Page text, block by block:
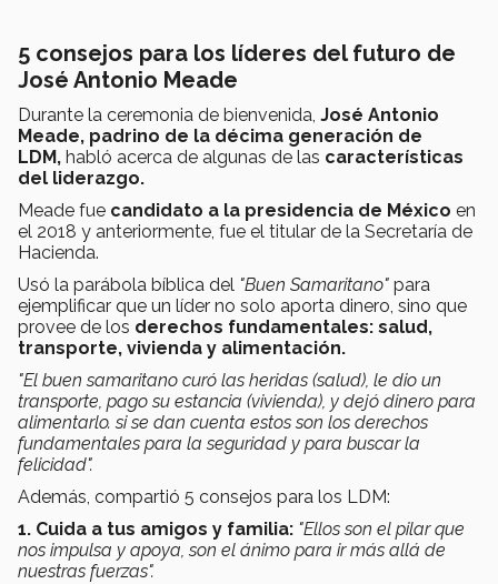
5 consejos para los líderes del futuro de
José Antonio Meade
Durante la ceremonia de bienvenida, José Antonio
Meade, padrino de la décima generación de
LDM, habló acerca de algunas de las características
del liderazgo.
Meade fue candidato a la presidencia de México en
el 2018 y anteriormente, fue el titular de la Secretaría de
Hacienda. ​
Usó la parábola bíblica del "Buen Samaritano" para
ejemplificar que un líder no solo aporta dinero, sino que
provee de los derechos fundamentales: salud,
transporte, vivienda y alimentación.
"El buen samaritano curó las heridas (salud), le dio un
transporte, pago su estancia (vivienda), y dejó dinero para
alimentarlo. si se dan cuenta estos son los derechos
fundamentales para la seguridad y para buscar la
felicidad".
Además, compartió 5 consejos para los LDM:
1. Cuida a tus amigos y familia: "Ellos son el pilar que
nos impulsa y apoya, son el ánimo para ir más allá de
nuestras fuerzas".